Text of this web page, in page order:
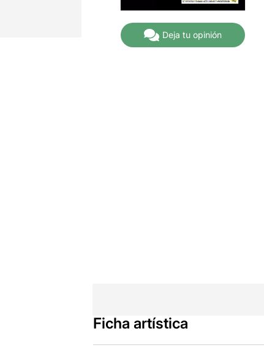
Deja tu opinión
Ficha artística